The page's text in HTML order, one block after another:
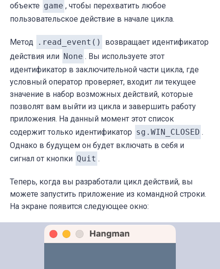
объекте game , чтобы перехватить любое
пользовательское действие в начале цикла.
Метод .read_event()
возвращает идентификатор
действия или None . Вы используете этот
идентификатор в заключительной части цикла, где
условный оператор проверяет, входит ли текущее
значение в набор возможных действий, которые
позволят вам выйти из цикла и завершить работу
приложения. На данный момент этот список
содержит только идентификатор sg.WIN_CLOSED .
Однако в будущем он будет включать в себя и
сигнал от кнопки Quit .
Теперь, когда вы разработали цикл действий, вы
можете запустить приложение из командной строки.
На экране появится следующее окно: